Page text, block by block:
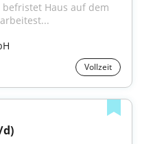
Haus auf dem
Vollzeit